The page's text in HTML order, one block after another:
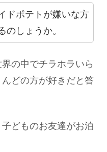
ドポテトが嫌いな方
のしょうか。
の中でチラホラいら
どの方が好きだと答
どものお友達がお泊